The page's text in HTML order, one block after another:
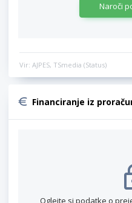
Naroči
Vir: AJPES, TSmedia (Status)
Financiranje iz
Oglejte si podatke o